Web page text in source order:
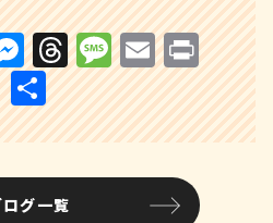
M
e
s
s
e
T
h
r
e
a
M
e
s
s
a
E
m
ai
l
P
ri
n
t
共
有
ログ一覧